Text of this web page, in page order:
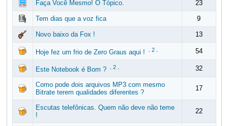
Faça Você Mesmo! O Tópico. 23
Tem dias que a voz fica 9
Novo baixo da Fox ! 13
Hoje fez um frio de Zero Graus aqui ! 2. 54
Este Notebook é Bom ? 2. 32
Como pode dois arquivos MP3 com mesmo
Bitrate terem qualidades diferentes ?
17
Escutas telefônicas. Quem não deve não teme
!
22